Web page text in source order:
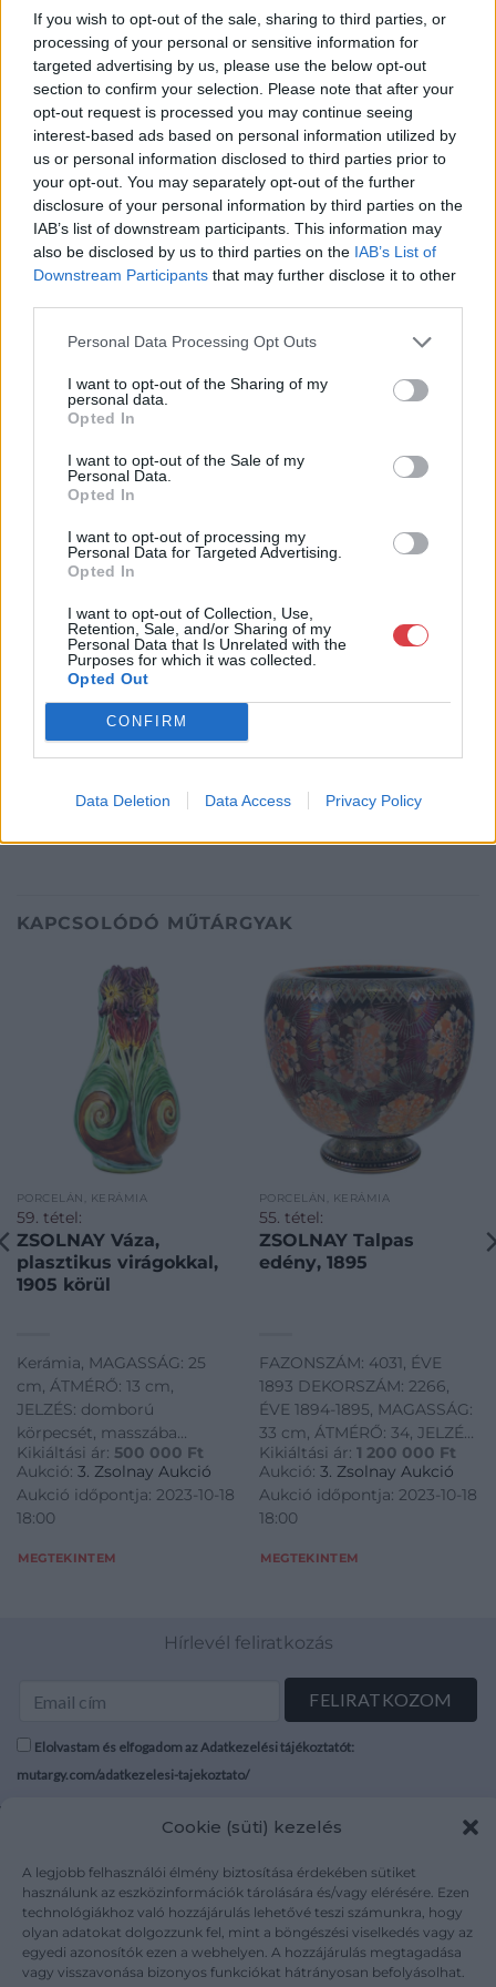
If you wish to opt-out of the sale, sharing to third parties, or
processing of your personal or sensitive information for
targeted advertising by us, please use the below opt-out
section to confirm your selection. Please note that after your
opt-out request is processed you may continue seeing
interest-based ads based on personal information utilized by
us or personal information disclosed to third parties prior to
your opt-out. You may separately opt-out of the further
disclosure of your personal information by third parties on the
IAB’s list of downstream participants. This information may
also be disclosed by us to third parties on the IAB’s List of
Downstream Participants that may further disclose it to other
Personal Data Processing Opt Outs
I want to opt-out of the Sharing of my
personal data.
Opted In
I want to opt-out of the Sale of my
Personal Data.
Opted In
I want to opt-out of processing my
Personal Data for Targeted Advertising.
Opted In
I want to opt-out of Collection, Use,
Retention, Sale, and/or Sharing of my
Personal Data that Is Unrelated with the
Purposes for which it was collected.
Opted Out
CONFIRM
Data Deletion Data Access Privacy Policy
Cookie (süti) kezelés
A legjobb felhasználói élmény biztosítása érdekében sütiket
használunk az eszközinformációk tárolására és/vagy elérésére. Ezen
technológiákhoz való hozzájárulás lehetővé teszi számunkra, hogy
olyan adatokat dolgozzunk fel, mint a böngészési viselkedés vagy az
egyedi azonosítók ezen a webhelyen. A hozzájárulás megtagadása
vagy visszavonása bizonyos funkciókat hátrányosan befolyásolhat.
francia Minerva-jelzés
Kategória:Porcelán, kerámia
Kikiáltási ár:
800 000
Aukció adatai
Aukció neve:71. Aukció
Aukció dátuma: 2022.12.19
Aukció ideje: 18:00
Aukció helye: Budapest Kongresszusi Központ Pátria terem
Tételszám: 18
Eladó adatai
Cím: Nemes Zsófia
Telefon: 36-1-312-2071, 269-4681 269-4681
Bemutatkozás: Kiemelkedő kvalitású 19. és 20. századi magyar
festészet és szecessziós Zsolnay kerámiák adás-vétele és
aukcionálása. Exkluzív aukciók évente 3 alkalommal.
GALÉRIA TOVÁBBI MŰTÁRGYAI
KAPCSOLÓDÓ MŰTÁRGYAK
PORCELÁN, KERÁMIA
59. tétel:
ZSOLNAY Váza,
plasztikus virágokkal,
1905 körül
Kerámia, MAGASSÁG: 25
cm, ÁTMÉRŐ: 13 cm,
JELZÉS: domború
körpecsét, masszába
nyomott 36
Kikiáltási ár: 500 000 Ft
Aukció: 3. Zsolnay Aukció
Aukció időpontja: 2023-10-18
18:00
MEGTEKINTEM
PORCELÁN, KERÁMIA
55. tétel:
ZSOLNAY Talpas
edény, 1895
FAZONSZÁM: 4031, ÉVE
1893 DEKORSZÁM: 2266,
ÉVE 1894-1895, MAGASSÁG:
33 cm, ÁTMÉRŐ: 34, JELZÉS:
arannyal pecsételt, körben
öttornyos márkajelzés,
masszába nyomott
ZSOLNAY PÉCS, 40311
Kikiáltási ár: 1 200 000 Ft
Aukció: 3. Zsolnay Aukció
Aukció időpontja: 2023-10-18
18:00
MEGTEKINTEM
Hírlevél feliratkozás
Elolvastam és elfogadom az Adatkezelési tájékoztatót:
mutargy.com/adatkezelesi-tajekoztato/
Karrier
Kapcsolat
Áraink
Adatvédelem
Impresszum